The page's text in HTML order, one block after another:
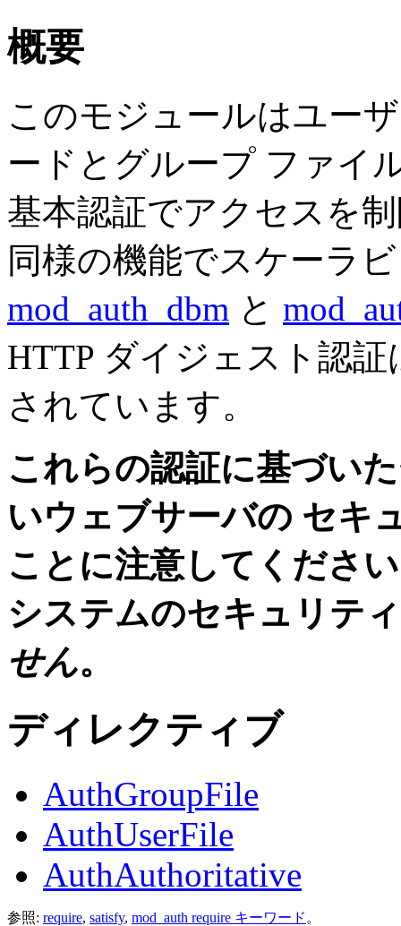
概要
このモジュールはユー
ードとグループ ファイ
基本認証でアクセスを
同様の機能でスケーラ
mod_auth_dbm と
HTTP ダイジェスト認
されています。
これらの認証に基づい
いウェブサーバの セキ
ことに注意してくださ
システムのセキュリテ
せん。
ディレクティブ
AuthGroupFile
AuthUserFile
AuthAuthoritative
参照: require, satisfy, mod_auth require キーワード 。